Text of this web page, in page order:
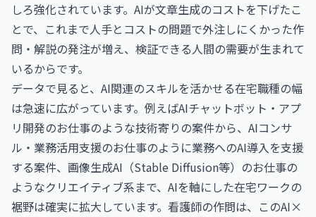
しろ強化されています。AIが文章生成のコストを下げたこ
とで、これまで人手とコストの問題で外注しにくかった作
問・解説の発注が増え、検証できる人間の需要が生まれて
いるからです。
データで見ると、AI関連のスキルを活かせる在宅職種の幅
は急速に広がっています。例えばAIチャットボット・アプ
リ開発のお仕事のような技術寄りの案件から、 AIコンサ
ル・業務活用支援のお仕事のように業務へのAI導入を支援
する案件、 画像生成AI（Stable Diffusion等）のお仕事の
ようなクリエイティブ系まで、AIを軸にした在宅ワークの
裾野は確実に拡大しています。看護師の作問は、このAI×